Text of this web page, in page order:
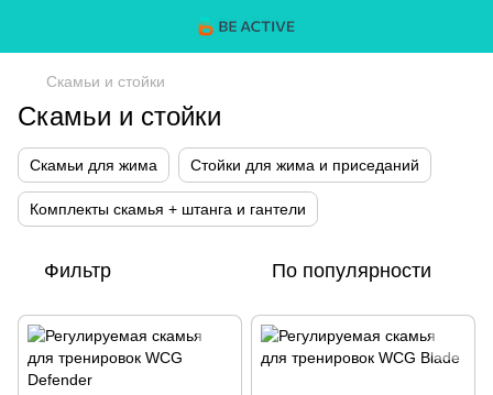
Скамьи и стойки
Скамьи и стойки
Скамьи для жима Стойки для жима и приседаний
Комплекты скамья + штанга и гантели
Фильтр По популярности